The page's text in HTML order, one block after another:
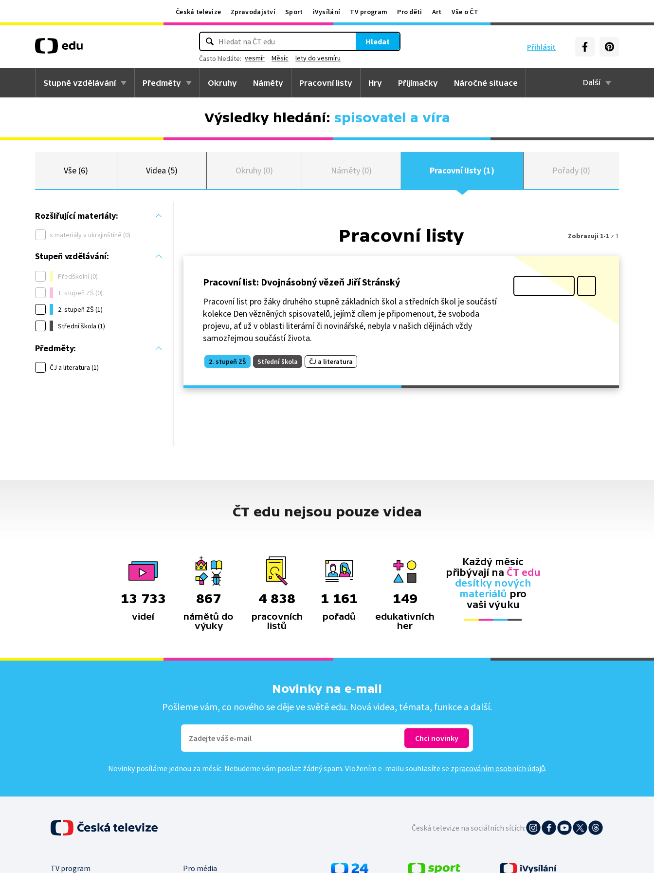
Česká televize Zpravodajství Sport iVysílání TV program Pro děti Art Vše o ČT
Přihlásit
Hledat
Často hledáte: vesmír Měsíc lety do vesmíru
Stupně vzdělávání Předměty Okruhy Náměty Pracovní listy Hry Přijímačky Náročné situace Další
Výsledky hledání: spisovatel a víra
Vše (6) Videa (5) Okruhy (0) Náměty (0) Pracovní listy (1) Pořady (0)
Rozšiřující materiály:
s materiály v ukrajinštině (0)
Stupeň vzdělávání:
Předškolní (0)
1. stupeň ZŠ (0)
2. stupeň ZŠ (1)
Střední škola (1)
Předměty:
ČJ a literatura (1)
Pracovní listy Zobrazuji 1-1 z 1
Pracovní list: Dvojnásobný vězeň Jiří Stránský
Pracovní list pro žáky druhého stupně základních škol a středních škol je součástí
kolekce Den vězněných spisovatelů, jejímž cílem je připomenout, že svoboda
projevu, ať už v oblasti literární či novinářské, nebyla v našich dějinách vždy
samozřejmou součástí života.
2. stupeň ZŠ Střední škola ČJ a literatura
ČT edu nejsou pouze videa
13 733
videí
867
námětů do
výuky
4 838
pracovních
listů
1 161
pořadů
149
edukativních
her
Každý měsíc
přibývají na ČT edu
desítky nových
materiálů pro
vaši výuku
Novinky na e-mail
Pošleme vám, co nového se děje ve světě edu. Nová videa, témata, funkce a další.
Novinky posíláme jednou za měsíc. Nebudeme vám posílat žádný spam. Vložením e-mailu souhlasíte se zpracováním osobních údajů.